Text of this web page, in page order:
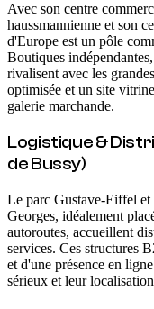
Avec son centre
haussmannienne et son
d'Europe est un pôle
Boutiques
rivalisent avec les
optimisée et un site
galerie marchande.
Logistique &
de Bussy)
Le parc Gustave-Eiffel et
Georges, idéalement
autoroutes, accueillent
services. Ces structures
et d'une présence en
sérieux et leur